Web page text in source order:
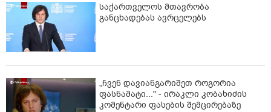
საქართველოს მთავრობა
განცხადებას ავრცელებს
„ჩვენ დავიანგარიშეთ როგორია
ფასნამატი..." - ირაკლი კობახიძის
კომენტარი ფასების შემცირებაზე